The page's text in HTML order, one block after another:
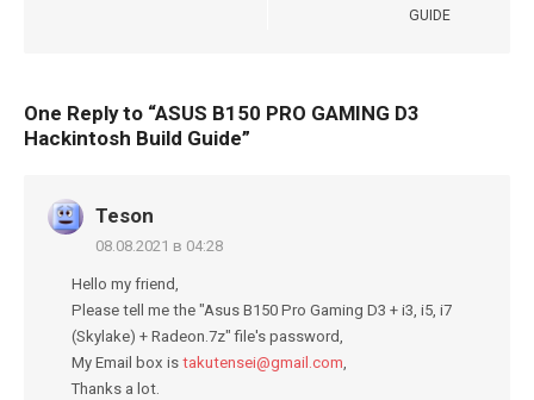
GUIDE
One Reply to “ASUS B150 PRO GAMING D3
Hackintosh Build Guide”
Teson
08.08.2021 в 04:28
Hello my friend,
Please tell me the "Asus B150 Pro Gaming D3 + i3, i5, i7
(Skylake) + Radeon.7z" file's password,
My Email box is takutensei@gmail.com,
Thanks a lot.